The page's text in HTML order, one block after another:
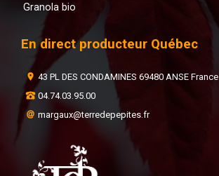
Granola bio
En direct producteur Québec
43 PL DES CONDAMINES 69480 ANSE France
04.74.03.95.00
margaux@terredepepites.fr